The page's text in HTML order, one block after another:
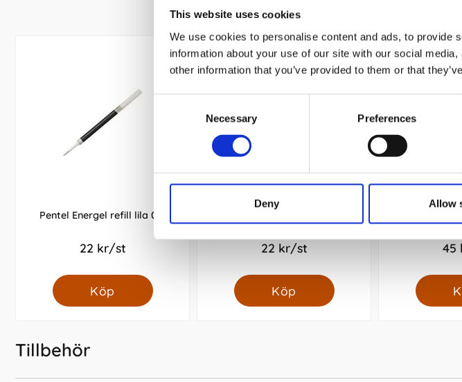
This website uses cookies
We use cookies to personalise content and ads, to provide
information about your use of our site with our social
other information that you’ve provided to them or that
Necessary Preferences
Deny Allow
Pentel Energel refill lila 0,7
22 kr/st
Köp
22 kr/st
Köp
45
Tillbehör